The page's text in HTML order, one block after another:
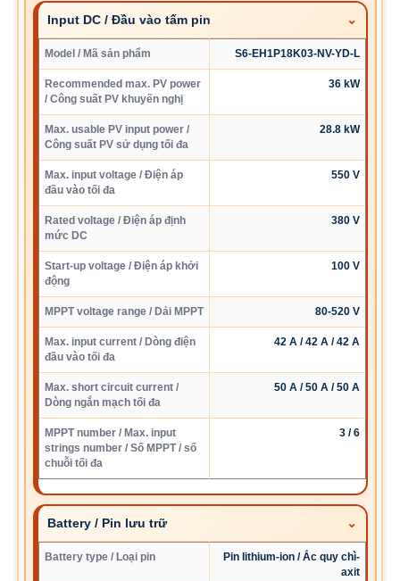
Input DC / Đầu vào tấm pin
Model / Mã sản phẩm S6-EH1P18K03-NV-YD-L
Recommended max. PV power
/ Công suất PV khuyến nghị
36 kW
Max. usable PV input power /
Công suất PV sử dụng tối đa
28.8 kW
Max. input voltage / Điện áp
đầu vào tối đa
550 V
Rated voltage / Điện áp định
mức DC
380 V
Start-up voltage / Điện áp khởi
động
100 V
MPPT voltage range / Dải MPPT 80-520 V
Max. input current / Dòng điện
đầu vào tối đa
42 A / 42 A / 42 A
Max. short circuit current /
Dòng ngắn mạch tối đa
50 A / 50 A / 50 A
MPPT number / Max. input
strings number / Số MPPT / số
chuỗi tối đa
3 / 6
Battery / Pin lưu trữ
Battery type / Loại pin
Pin lithium-ion / Ắc quy chì-
axit